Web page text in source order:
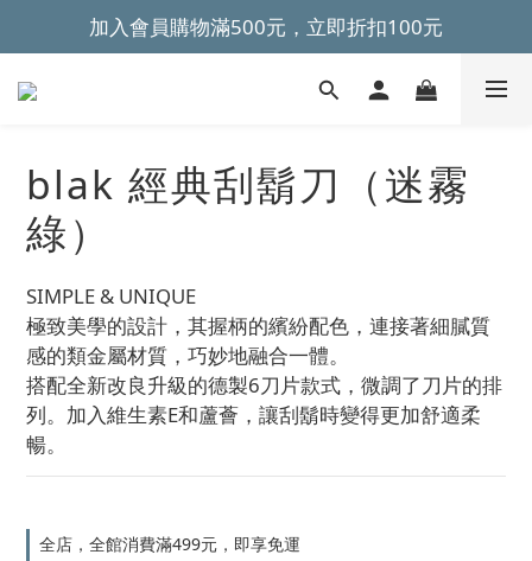
~全館滿499元免運~
加入會員購物滿500元，立即折扣100元
~全館滿499元免運~
blak 經典刮鬍刀（迷霧
綠）
SIMPLE & UNIQUE
極致美學的設計，其握柄的繽紛配色，連接著細膩質
感的類金屬材質，巧妙地融合一體。
搭配全新改良升級的德製6刀片款式，微調了刀片的排
列。加入維生素E和蘆薈，讓刮鬍時變得更加舒適柔
暢。
全店，全館消費滿499元，即享免運